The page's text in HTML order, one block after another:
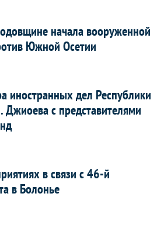
начала вооруженной
Южной Осетии
иностранных дел Республики
с представителями
в связи с 46-й
в Болонье